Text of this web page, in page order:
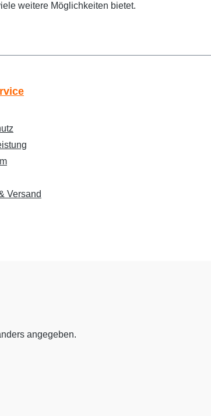
weitere Möglichkeiten bietet.
Versand
angegeben.
Großer Cursor